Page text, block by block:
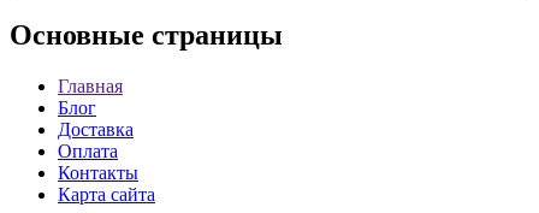
Основные страницы
Главная
Блог
Доставка
Оплата
Контакты
Карта сайта